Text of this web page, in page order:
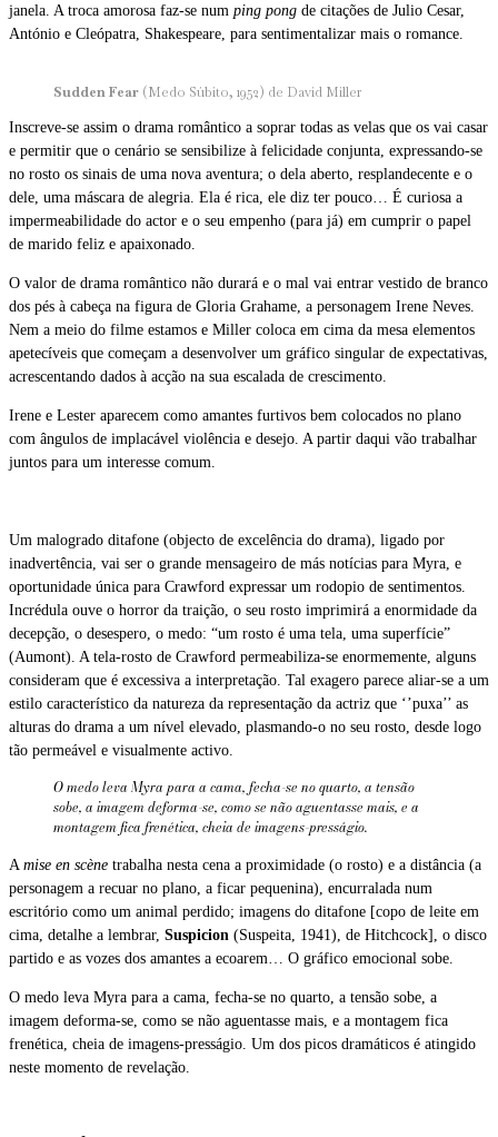
janela. A troca amorosa faz-se num ping pong de citações de Julio Cesar,
António e Cleópatra, Shakespeare, para sentimentalizar mais o romance.
Sudden Fear (Medo Súbito, 1952) de David Miller
Inscreve-se assim o drama romântico a soprar todas as velas que os vai casar
e permitir que o cenário se sensibilize à felicidade conjunta, expressando-se
no rosto os sinais de uma nova aventura; o dela aberto, resplandecente e o
dele, uma máscara de alegria. Ela é rica, ele diz ter pouco… É curiosa a
impermeabilidade do actor e o seu empenho (para já) em cumprir o papel
de marido feliz e apaixonado.
O valor de drama romântico não durará e o mal vai entrar vestido de branco
dos pés à cabeça na figura de Gloria Grahame, a personagem Irene Neves.
Nem a meio do filme estamos e Miller coloca em cima da mesa elementos
apetecíveis que começam a desenvolver um gráfico singular de expectativas,
acrescentando dados à acção na sua escalada de crescimento.
Irene e Lester aparecem como amantes furtivos bem colocados no plano
com ângulos de implacável violência e desejo. A partir daqui vão trabalhar
juntos para um interesse comum.
Um malogrado ditafone (objecto de excelência do drama), ligado por
inadvertência, vai ser o grande mensageiro de más notícias para Myra, e
oportunidade única para Crawford expressar um rodopio de sentimentos.
Incrédula ouve o horror da traição, o seu rosto imprimirá a enormidade da
decepção, o desespero, o medo: “um rosto é uma tela, uma superfície”
(Aumont). A tela-rosto de Crawford permeabiliza-se enormemente, alguns
consideram que é excessiva a interpretação. Tal exagero parece aliar-se a um
estilo característico da natureza da representação da actriz que ‘’puxa’’ as
alturas do drama a um nível elevado, plasmando-o no seu rosto, desde logo
tão permeável e visualmente activo.
O medo leva Myra para a cama, fecha-se no quarto, a tensão
sobe, a imagem deforma-se, como se não aguentasse mais, e a
montagem fica frenética, cheia de imagens-presságio.
A mise en scène trabalha nesta cena a proximidade (o rosto) e a distância (a
personagem a recuar no plano, a ficar pequenina), encurralada num
escritório como um animal perdido; imagens do ditafone [copo de leite em
cima, detalhe a lembrar, Suspicion (Suspeita, 1941), de Hitchcock], o disco
partido e as vozes dos amantes a ecoarem… O gráfico emocional sobe.
O medo leva Myra para a cama, fecha-se no quarto, a tensão sobe, a
imagem deforma-se, como se não aguentasse mais, e a montagem fica
frenética, cheia de imagens-presságio. Um dos picos dramáticos é atingido
neste momento de revelação.